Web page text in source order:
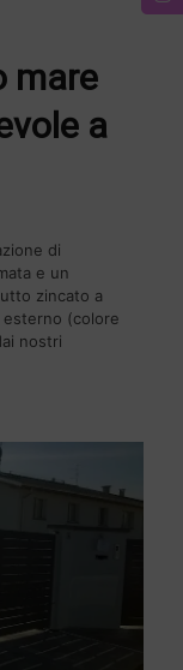
mare
a
di
e un
zincato a
(colore
nostri